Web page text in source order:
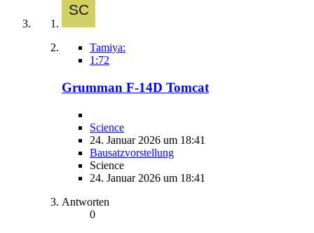
Tamiya:
1:72
Grumman F-14D Tomcat
Science
24. Januar 2026 um 18:41
Bausatzvorstellung
Science
24. Januar 2026 um 18:41
Antworten
0